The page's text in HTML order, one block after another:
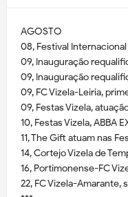
AGOSTO
08, Festival
09, Inauguração
09, Inauguração
09, FC Vizela-Leiria,
09, Festas Vizela,
10, Festas Vizela, ABBA
11, The Gift atuam nas
14, Cortejo Vizela de
16, Portimonense-FC
22, FC Vizela-Amarante,